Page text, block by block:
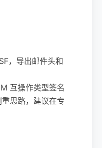
，导出邮件头和
互操作类型签名
思路，建议在专